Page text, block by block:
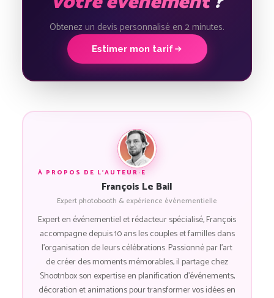
Obtenez un devis personnalisé en 2 minutes.
Estimer mon tarif
À PROPOS DE L'AUTEUR·E
François Le Bail
Expert photobooth & expérience événementielle
Expert en événementiel et rédacteur spécialisé, François
accompagne depuis 10 ans les couples et familles dans
l'organisation de leurs célébrations. Passionné par l'art
de créer des moments mémorables, il partage chez
Shootnbox son expertise en planification d'événements,
décoration et animations pour transformer vos idées en